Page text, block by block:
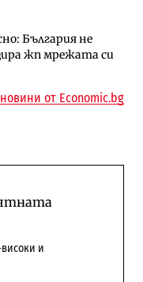
България не
жп мрежата си
само още
сушата продължи
болести
обществените
от Economic.bg
и